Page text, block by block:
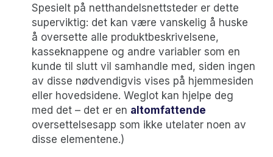
Spesielt på netthandelsnettsteder er dette
superviktig: det kan være vanskelig å huske
å oversette alle produktbeskrivelsene,
kasseknappene og andre variabler som en
kunde til slutt vil samhandle med, siden ingen
av disse nødvendigvis vises på hjemmesiden
eller hovedsidene. Weglot kan hjelpe deg
med det – det er en altomfattende
oversettelsesapp som ikke utelater noen av
disse elementene.)